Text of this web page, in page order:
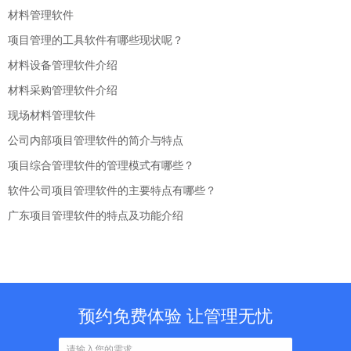
材料管理软件
项目管理的工具软件有哪些现状呢？
材料设备管理软件介绍
材料采购管理软件介绍
现场材料管理软件
公司内部项目管理软件的简介与特点
项目综合管理软件的管理模式有哪些？
软件公司项目管理软件的主要特点有哪些？
广东项目管理软件的特点及功能介绍
预约免费体验 让管理无忧